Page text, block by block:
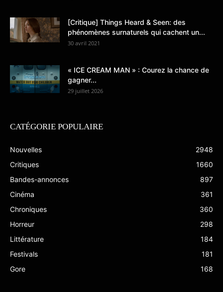
[Critique] Things Heard & Seen: des
phénomènes surnaturels qui cachent un...
30 avril 2021
« ICE CREAM MAN » : Courez la chance de
gagner...
29 juillet 2026
CATÉGORIE POPULAIRE
Nouvelles
2948
Critiques
1660
Bandes-annonces
897
Cinéma
361
Chroniques
360
Horreur
298
Littérature
184
Festivals
181
Gore
168